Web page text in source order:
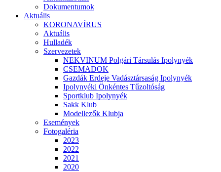
Dokumentumok
Aktuális
KORONAVÍRUS
Aktuális
Hulladék
Szervezetek
NEKVINUM Polgári Társulás Ipolynyék
CSEMADOK
Gazdák Erdeje Vadásztársaság Ipolynyék
Ipolynyéki Önkéntes Tűzoltóság
Sportklub Ipolynyék
Sakk Klub
Modellezők Klubja
Események
Fotogaléria
2023
2022
2021
2020